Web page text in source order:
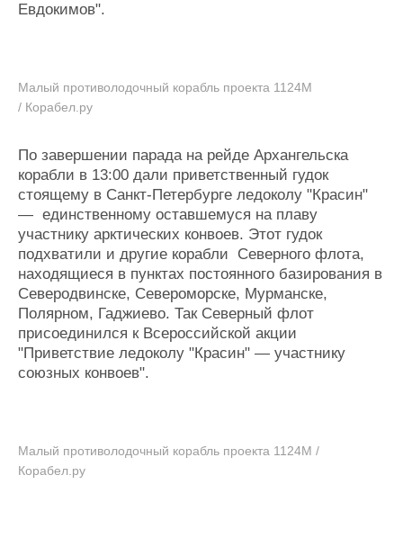
Евдокимов".
Малый противолодочный корабль проекта 1124М
/ Корабел.ру
По завершении парада на рейде Архангельска
корабли в 13:00 дали приветственный гудок
стоящему в Санкт-Петербурге ледоколу "Красин"
— единственному оставшемуся на плаву
участнику арктических конвоев. Этот гудок
подхватили и другие корабли Северного флота,
находящиеся в пунктах постоянного базирования в
Северодвинске, Североморске, Мурманске,
Полярном, Гаджиево. Так Северный флот
присоединился к Всероссийской акции
"Приветствие ледоколу "Красин" — участнику
союзных конвоев".
Малый противолодочный корабль проекта 1124М /
Корабел.ру